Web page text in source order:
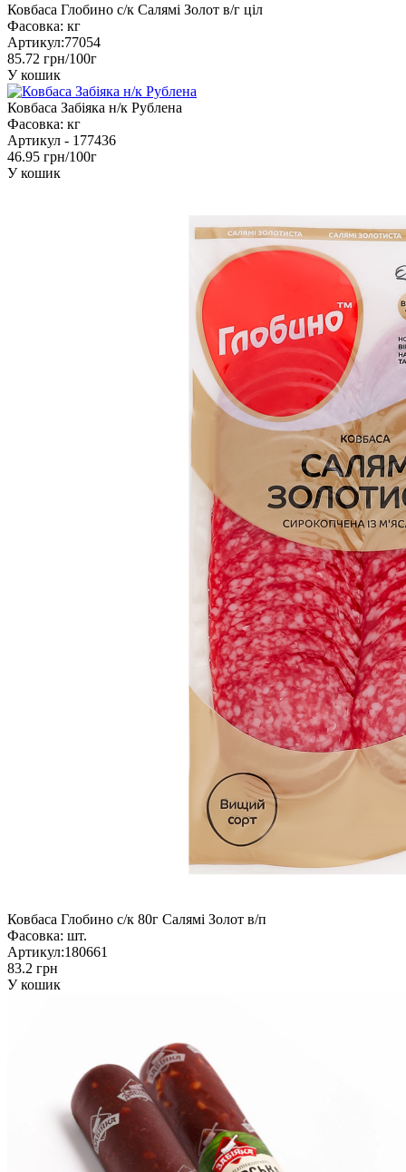
Ковбаса Глобино с/к Салямі Золот в/г ціл
Фасовка: кг
Артикул:77054
85.72 грн/100г
У кошик
Ковбаса Забіяка н/к Рублена
Фасовка: кг
Артикул - 177436
46.95 грн/100г
У кошик
Ковбаса Глобино с/к 80г Салямі Золот в/п
Фасовка: шт.
Артикул:180661
83.2 грн
У кошик